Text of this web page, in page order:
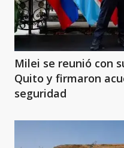
Milei se reunió con
Quito y firmaron
seguridad